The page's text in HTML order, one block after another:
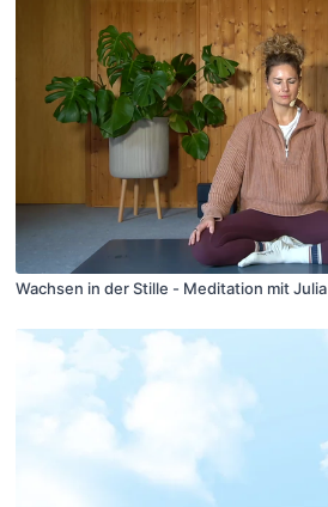
Wachsen in der Stille - Meditation mit Julia